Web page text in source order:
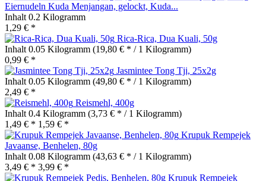
Eiernudeln Kuda Menjangan, gelockt, Kuda...
Inhalt 0.2 Kilogramm
1,29 € *
Rica-Rica, Dua Kuali, 50g
Inhalt 0.05 Kilogramm (19,80 € * / 1 Kilogramm)
0,99 € *
Jasmintee Tong Tji, 25x2g
Inhalt 0.05 Kilogramm (49,80 € * / 1 Kilogramm)
2,49 € *
Reismehl, 400g
Inhalt 0.4 Kilogramm (3,73 € * / 1 Kilogramm)
1,49 € * 1,59 € *
Krupuk Rempejek
Javaanse, Benhelen, 80g
Inhalt 0.08 Kilogramm (43,63 € * / 1 Kilogramm)
3,49 € * 3,99 € *
Krupuk Rempejek